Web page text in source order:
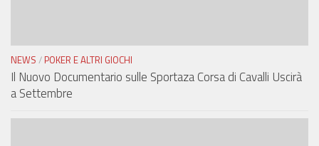
NEWS / POKER E ALTRI GIOCHI
Il Nuovo Documentario sulle Sportaza Corsa di Cavalli Uscirà
a Settembre